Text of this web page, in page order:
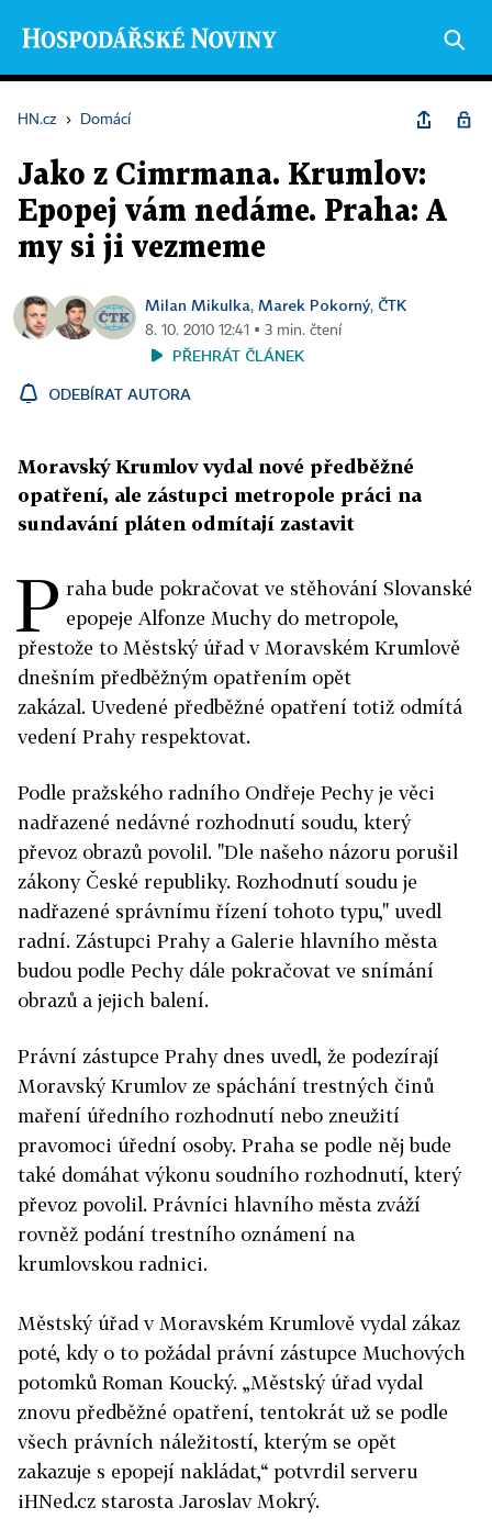
HN.cz › Domácí
Jako z Cimrmana. Krumlov:
Epopej vám nedáme. Praha: A
my si ji vezmeme
Milan Mikulka, Marek Pokorný, ČTK
8. 10. 2010 12:41 ▪ 3 min. čtení
PŘEHRÁT ČLÁNEK
ODEBÍRAT AUTORA
Moravský Krumlov vydal nové předběžné
opatření, ale zástupci metropole práci na
sundavání pláten odmítají zastavit
P raha bude pokračovat ve stěhování Slovanské
epopeje Alfonze Muchy do metropole,
přestože to Městský úřad v Moravském Krumlově
dnešním předběžným opatřením opět
zakázal. Uvedené předběžné opatření totiž odmítá
vedení Prahy respektovat.
Podle pražského radního Ondřeje Pechy je věci
nadřazené nedávné rozhodnutí soudu, který
převoz obrazů povolil. "Dle našeho názoru porušil
zákony České republiky. Rozhodnutí soudu je
nadřazené správnímu řízení tohoto typu," uvedl
radní. Zástupci Prahy a Galerie hlavního města
budou podle Pechy dále pokračovat ve snímání
obrazů a jejich balení.
Právní zástupce Prahy dnes uvedl, že podezírají
Moravský Krumlov ze spáchání trestných činů
maření úředního rozhodnutí nebo zneužití
pravomoci úřední osoby. Praha se podle něj bude
také domáhat výkonu soudního rozhodnutí, který
převoz povolil. Právníci hlavního města zváží
rovněž podání trestního oznámení na
krumlovskou radnici.
Městský úřad v Moravském Krumlově vydal zákaz
poté, kdy o to požádal právní zástupce Muchových
potomků Roman Koucký. „Městský úřad vydal
znovu předběžné opatření, tentokrát už se podle
všech právních náležitostí, kterým se opět
zakazuje s epopejí nakládat,“ potvrdil serveru
iHNed.cz starosta Jaroslav Mokrý.